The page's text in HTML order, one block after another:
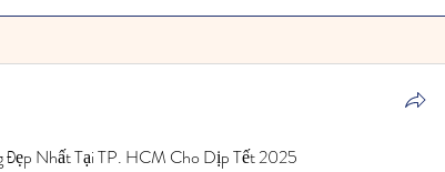
Đẹp Nhất Tại TP. HCM Cho Dịp Tết 2025